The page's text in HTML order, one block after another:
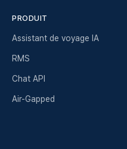
PRODUIT
Assistant de voyage IA
RMS
Chat API
Air-Gapped